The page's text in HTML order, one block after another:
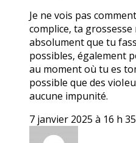
Je ne vois pas
complice, ta
absolument que tu
possibles, également
au moment où tu es
possible que des
aucune impunité.
7 janvier 2025 à 16 h